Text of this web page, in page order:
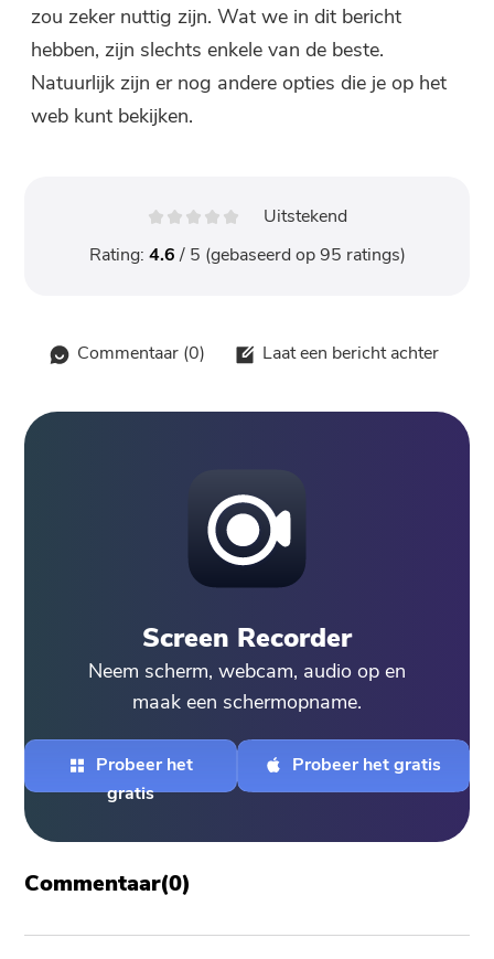
zou zeker nuttig zijn. Wat we in dit bericht
hebben, zijn slechts enkele van de beste.
Natuurlijk zijn er nog andere opties die je op het
web kunt bekijken.
Uitstekend
Rating: 4.6/ 5 (gebaseerd op95 ratings)
Commentaar (0) Laat een bericht achter
Screen Recorder
Neem scherm, webcam, audio op en
maak een schermopname.
Probeer het
gratis
Probeer het gratis
Commentaar(0)